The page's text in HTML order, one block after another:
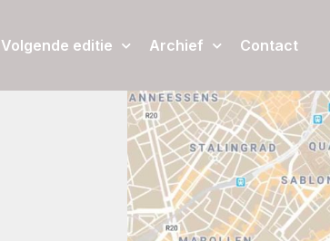
Volgende editie Archief Contact